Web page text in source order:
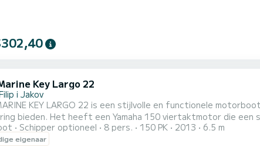
Key Largo 22
i Jakov
KEY LARGO 22 is een stijlvolle en functionele
bieden. Het heeft een Yamaha 150 viertaktmotor die
met dieptemeter die u kan helpen de beste plekken en
console. De boot biedt plaats aan maximaal 8
Schipper optioneel 8 pers. 150 PK 2013 6.5 m
eigenaar